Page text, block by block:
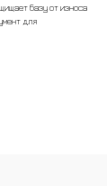
базу от износа
для